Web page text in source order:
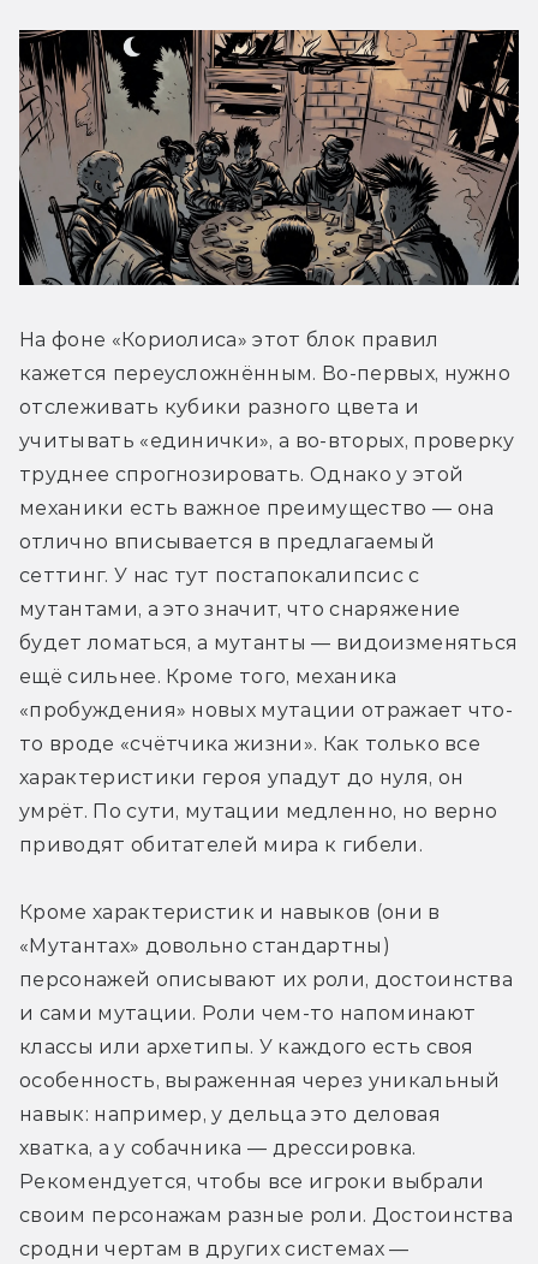
На фоне «Кориолиса» этот блок правил
кажется переусложнённым. Во-первых, нужно
отслеживать кубики разного цвета и
учитывать «единички», а во-вторых, проверку
труднее спрогнозировать. Однако у этой
механики есть важное преимущество — она
отлично вписывается в предлагаемый
сеттинг. У нас тут постапокалипсис с
мутантами, а это значит, что снаряжение
будет ломаться, а мутанты — видоизменяться
ещё сильнее. Кроме того, механика
«пробуждения» новых мутации отражает что-
то вроде «счётчика жизни». Как только все
характеристики героя упадут до нуля, он
умрёт. По сути, мутации медленно, но верно
приводят обитателей мира к гибели.
Кроме характеристик и навыков (они в
«Мутантах» довольно стандартны)
персонажей описывают их роли, достоинства
и сами мутации. Роли чем-то напоминают
классы или архетипы. У каждого есть своя
особенность, выраженная через уникальный
навык: например, у дельца это деловая
хватка, а у собачника — дрессировка.
Рекомендуется, чтобы все игроки выбрали
своим персонажам разные роли. Достоинства
сродни чертам в других системах —